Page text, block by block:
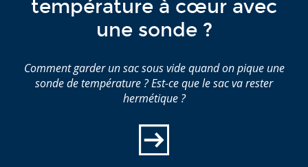
température à cœur avec
une sonde ?
Comment garder un sac sous vide quand on pique une
sonde de température ? Est-ce que le sac va rester
hermétique ?